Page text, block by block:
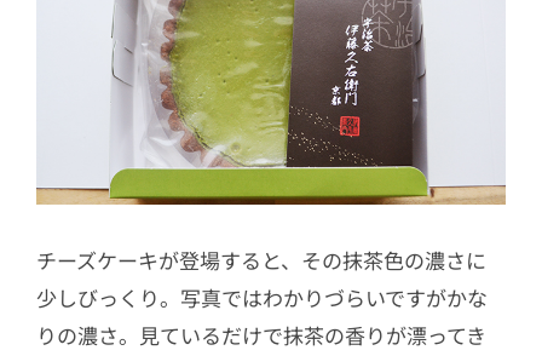
チーズケーキが登場すると、その抹茶色の濃さに
少しびっくり。写真ではわかりづらいですがかな
りの濃さ。見ているだけで抹茶の香りが漂ってき